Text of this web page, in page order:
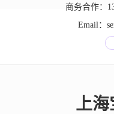
商务合作：
Email：
上海